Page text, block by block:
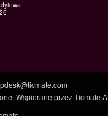
Wspierane przezTicmate